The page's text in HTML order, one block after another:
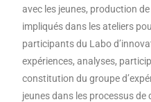
avec les jeunes, production
impliqués dans les ateliers
participants du Labo
expériences, analyses,
constitution du groupe
jeunes dans les processus